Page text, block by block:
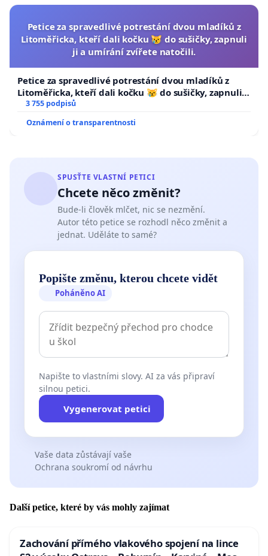
Petice za spravedlivé potrestání dvou mladíků z
Litoměřicka, kteří dali kočku 😿 do sušičky, zapnuli
ji a umírání zvířete natočili.
Petice za spravedlivé potrestání dvou mladíků z
Litoměřicka, kteří dali kočku 😿 do sušičky, zapnuli ji
a umírání zvířete natočili.
3 755 podpisů
Oznámení o transparentnosti
SPUSŤTE VLASTNÍ PETICI
Chcete něco změnit?
Bude-li člověk mlčet, nic se nezmění.
Autor této petice se rozhodl něco změnit a
jednat. Uděláte to samé?
Popište změnu, kterou chcete vidět
Poháněno AI
Napište to vlastními slovy. AI za vás připraví
silnou petici.
Vygenerovat petici
Vaše data zůstávají vaše
Ochrana soukromí od návrhu
Další petice, které by vás mohly zajímat
Zachování přímého vlakového spojení na lince